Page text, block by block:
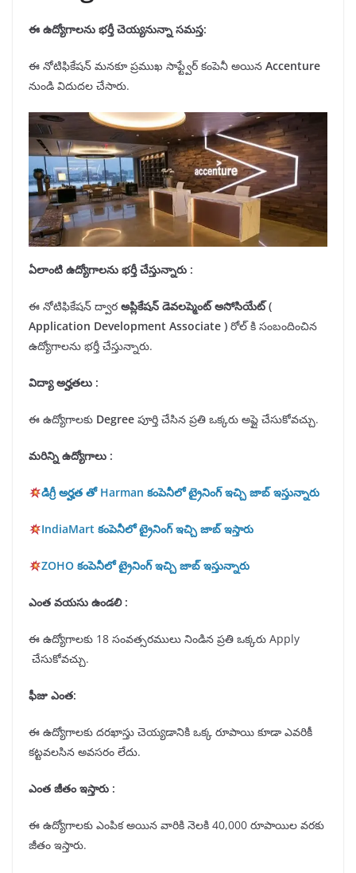
ఈ ఉద్యోగాలను భర్తీచెయ్యనున్నా సమస్త:
ఈ నోటిఫికేషన్ మనకూ ప్రముఖ సాఫ్ట్వేర్ కంపెనీ అయిన Accenture
నుండి విదుదల చేసారు.
ఏలాంటి ఉద్యోగాలను భర్తీ చేస్తున్నారు :
ఈ నోటిఫికేషన్ ద్వారఅప్లికేషన్ డెవలప్మెంట్ అసోసియేట్ (
Application Development Associate ) రోల్ కి సంబందించిన
ఉద్యోగాలను భర్తీ చేస్తున్నారు.
విద్యా అర్హతలు :
ఈ ఉద్యోగాలకు Degree పూర్తి చేసిన ప్రతి ఒక్కరు అప్లై చేసుకోవచ్చు.
మరిన్ని ఉద్యోగాలు :
డిగ్రీ అర్హత తో Harman కంపెనీలో ట్రైనింగ్ ఇచ్చి జాబ్ ఇస్తున్నారు
IndiaMart కంపెనీలో ట్రైనింగ్ ఇచ్చి జాబ్ ఇస్తారు
ZOHO కంపెనీలో ట్రైనింగ్ ఇచ్చి జాబ్ ఇస్తున్నారు
ఎంత వయసు ఉండలి :
ఈ ఉద్యోగాలకు 18 సంవత్సరములు నిండిన ప్రతి ఒక్కరు Apply
చేసుకోవచ్చు.
ఫీజు ఎంత:
ఈ ఉద్యోగాలకు దరఖాస్తు చెయ్యడానికి ఒక్క రూపాయి కూడా ఎవరికీ
కట్టవలసిన అవసరం లేదు.
ఎంత జీతం ఇస్తారు :
ఈ ఉద్యోగాలకు ఎంపిక అయిన వారికి నెలకి 40,000 రూపాయిల వరకు
జీతం ఇస్తారు.